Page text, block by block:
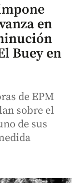
en
Buey en
de EPM
sobre el
de sus